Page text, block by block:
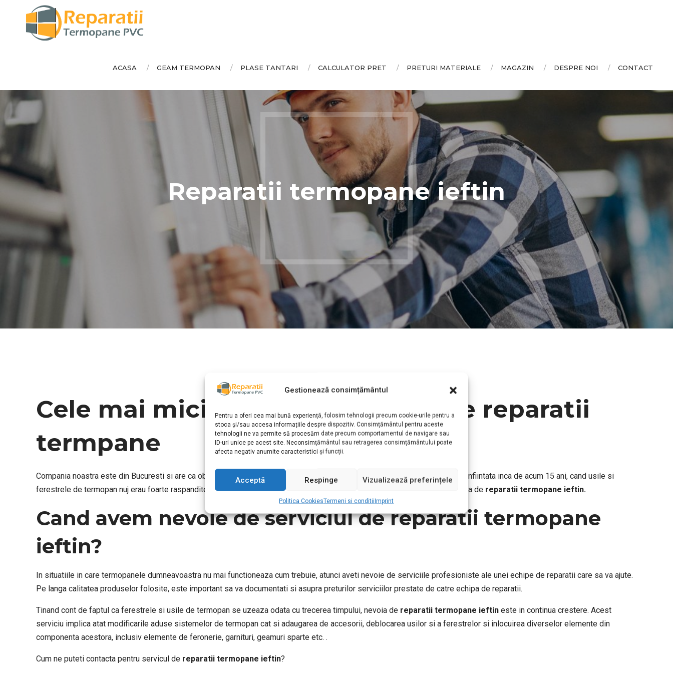
Gestionează consimțământul
Pentru a oferi cea mai bună experiență, folosim tehnologii precum cookie-urile pentru a
stoca și/sau accesa informațiile despre dispozitiv. Consimțământul pentru aceste
tehnologii ne va permite să procesăm date precum comportamentul de navigare sau
ID-uri unice pe acest site. Neconsimțământul sau retragerea consimțământului poate
afecta negativ anumite caracteristici și funcții.
Acceptă Respinge Vizualizează preferințele
Politica CookiesTermeni si conditiiImprint
ACASA GEAM TERMOPAN PLASE TANTARI CALCULATOR PRET PRETURI MATERIALE MAGAZIN DESPRE NOI CONTACT
Reparatii termopane ieftin
Cele mai mici preturi la servicul de reparatii
termpane
Compania noastra este din Bucuresti si are ca obiect de activitate prestarea de servicii de reparatii de termopane ieftin
. Infiintata inca de acum 15 ani, cand usile si
ferestrele de termopan nuj erau foarte raspandite, personalul nostru a acumulat experienta oferind un pret competitiv pe piata de reparatii termopane ieftin.
Cand avem nevoie de serviciul dereparatii termopane
ieftin?
In situatiile in care termopanele dumneavoastra nu mai functioneaza cum trebuie, atunci aveti nevoie de serviciile profesioniste ale unei echipe de reparatii care sa va ajute.
Pe langa calitatea produselor folosite, este important sa va documentati si asupra preturilor serviciilor prestate de catre echipa de reparatii.
Tinand cont de faptul ca ferestrele si usile de termopan se uzeaza odata cu trecerea timpului, nevoia de reparatii termopane ieftin este in continua crestere. Acest
serviciu implica atat modificarile aduse sistemelor de termopan cat si adaugarea de accesorii, deblocarea usilor si a ferestrelor si inlocuirea diverselor elemente din
componenta acestora, inclusiv elemente de feronerie, garnituri, geamuri sparte etc. .
Cum ne puteti contacta pentru servicul de reparatii termopane ieftin?